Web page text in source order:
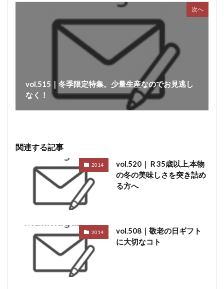
次へ
vol.515｜冬季限定特集。少量生産なのでお見逃し
なく！
関連する記事
2014
vol.520｜Ｒ35歳以上,本物
の冬の美味しさを突き詰め
る方へ
2014
vol.508｜敬老の日ギフト
に大切なコト